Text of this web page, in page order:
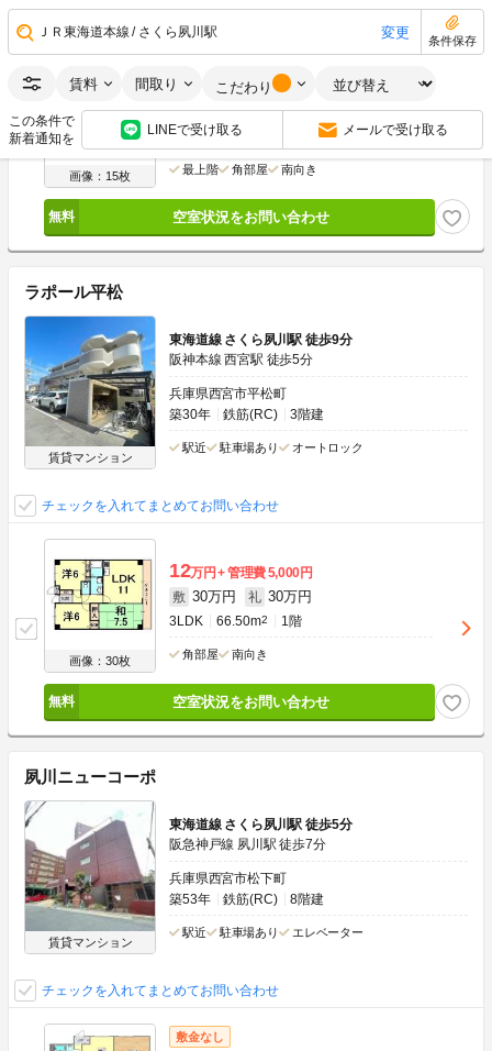
ＪＲ東海道本線 さくら夙川駅 変更
条件保存
賃料 間取り こだわり
この条件で
新着通知を
LINEで受け取る メールで受け取る
画像：15枚
11.5 万円 管理費
7,000円
敷 3万円 礼 15万円
3LDK 66.43m
最上階 角部屋 南向き
空室状況をお問い合わせ
ラポール平松
賃貸マンション
東海道線 さくら夙川駅 徒歩9分
阪神本線 西宮駅 徒歩5分
兵庫県西宮市平松町
築30年
鉄筋(RC) 3階建
駅近 駐車場あり オートロック
チェックを入れてまとめてお問い合わせ
画像：30枚
12万円 管理費5,000円
敷 30万円 礼 30万円
3LDK 66.50m2 1階
角部屋 南向き
空室状況をお問い合わせ
夙川ニューコーポ
賃貸マンション
東海道線 さくら夙川駅 徒歩5分
阪急神戸線 夙川駅 徒歩7分
兵庫県西宮市松下町
築53年
鉄筋(RC) 8階建
駅近 駐車場あり エレベーター
チェックを入れてまとめてお問い合わせ
敷金なし